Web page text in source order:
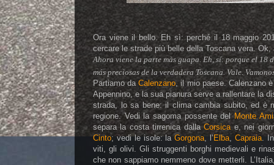
Ora viene il bello. Eh sì: perché il 18 maggio
cercare le strade più belle della Toscana vera. Ok,
Ahora viene la parte màs guapa. Eh, sí: porque el 18
más preciosas de la verdadera Toscana. Vale.
Partiamo daCalenzano , il mio paese. Calenzano
Appennino, e la sua pianura serve a rallentare la
strada, lo sa bene: il clima cambia subito, ed è
regione. Vedi la sagoma possente delMonte
separa la costa tirrenica dallaCorsica e, nei
Cinto; vedi le isole: laGorgona , l’ Elba ,Capraia .
viti, gli olivi. Gli struggenti borghi medievali e
che non sappiamo nemmeno dove metterli.